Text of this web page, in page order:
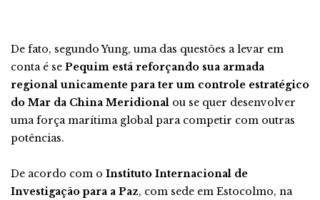
De fato, segundo Yung, uma das questões a levar em
conta é se Pequim está reforçando sua armada
regional unicamente para ter um controle estratégico
do Mar da China Meridional ou se quer desenvolver
uma força marítima global para competir com outras
potências.
De acordo com o Instituto Internacional de
Investigação para a Paz, com sede em Estocolmo, na